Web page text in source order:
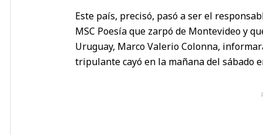
Este país, precisó, pasó a ser el
MSC Poesía que zarpó de Montevideo y
Uruguay, Marco Valerio Colonna,
tripulante cayó en la mañana del sábado